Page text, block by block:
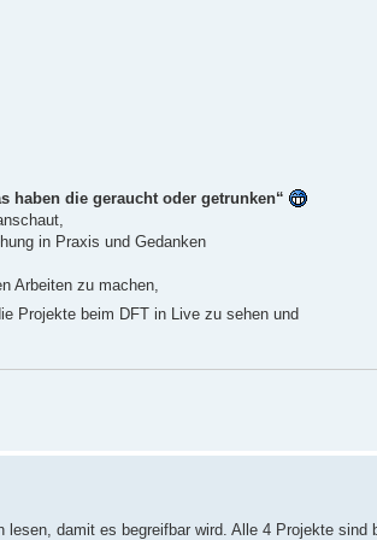
haben die geraucht oder getrunken“
in Praxis und Gedanken
Arbeiten zu machen,
Projekte beim DFT in Live zu sehen und
damit es begreifbar wird. Alle 4 Projekte sind